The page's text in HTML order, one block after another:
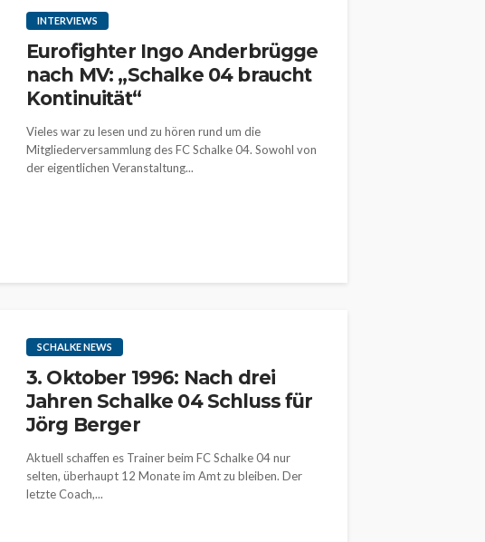
INTERVIEWS
Eurofighter Ingo Anderbrügge
nach MV: „Schalke 04 braucht
Kontinuität“
Vieles war zu lesen und zu hören rund um die
Mitgliederversammlung des FC Schalke 04. Sowohl von
der eigentlichen Veranstaltung...
SCHALKE NEWS
3. Oktober 1996: Nach drei
Jahren Schalke 04 Schluss für
Jörg Berger
Aktuell schaffen es Trainer beim FC Schalke 04 nur
selten, überhaupt 12 Monate im Amt zu bleiben. Der
letzte Coach,...